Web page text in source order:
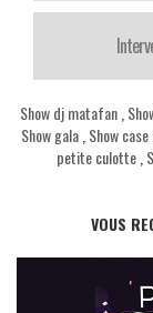
Show dj matafan,
Show gala Show
petite culotte
VOUS